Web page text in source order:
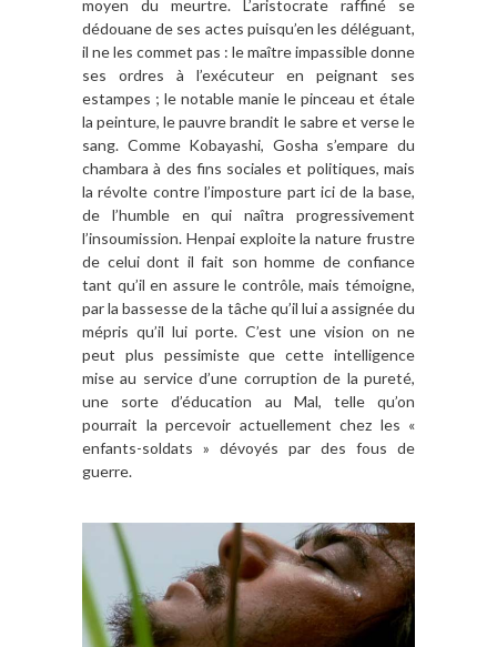
moyen du meurtre. L’aristocrate raffiné se
dédouane de ses actes puisqu’en les déléguant,
il ne les commet pas : le maître impassible donne
ses ordres à l’exécuteur en peignant ses
estampes ; le notable manie le pinceau et étale
la peinture, le pauvre brandit le sabre et verse le
sang. Comme Kobayashi, Gosha s’empare du
chambara à des fins sociales et politiques, mais
la révolte contre l’imposture part ici de la base,
de l’humble en qui naîtra progressivement
l’insoumission. Henpai exploite la nature frustre
de celui dont il fait son homme de confiance
tant qu’il en assure le contrôle, mais témoigne,
par la bassesse de la tâche qu’il lui a assignée du
mépris qu’il lui porte. C’est une vision on ne
peut plus pessimiste que cette intelligence
mise au service d’une corruption de la pureté,
une sorte d’éducation au Mal, telle qu’on
pourrait la percevoir actuellement chez les «
enfants-soldats » dévoyés par des fous de
guerre.